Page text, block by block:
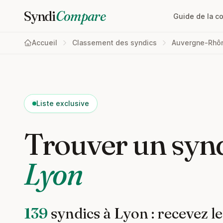
SyndiCompare Guide de la
Accueil Classement des syndics Auvergne-
Liste exclusive
Trouver un
Lyon
139 syndics à Lyon : recevez